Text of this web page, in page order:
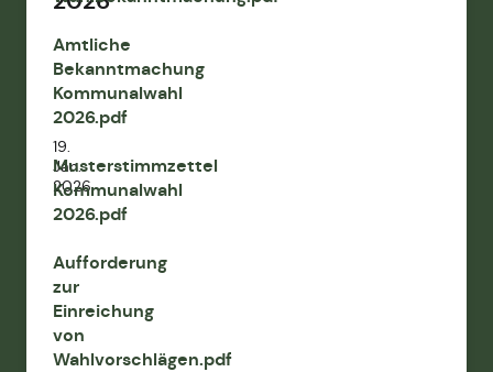
19.
Jan.
2026
Amtliche
Bekanntmachung
Kommunalwahl
2026.pdf
Musterstimmzettel
Kommunalwahl
2026.pdf
Aufforderung
zur
Einreichung
von
Wahlvorschlägen.pdf